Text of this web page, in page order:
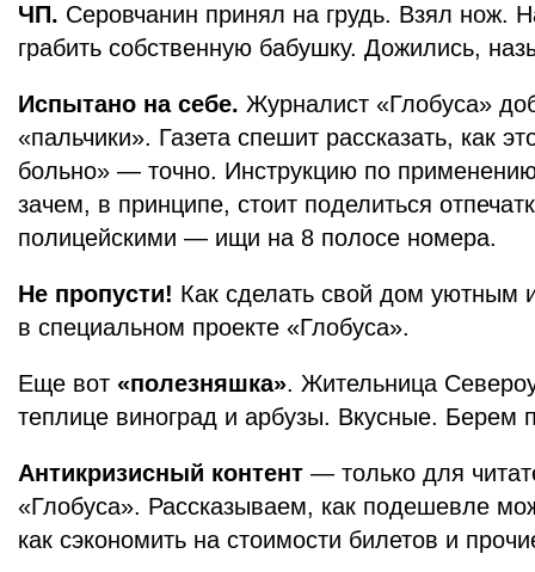
ЧП. Серовчанин принял на грудь. Взял нож.
грабить собственную бабушку. Дожились,
Испытано на себе. Журналист «Глобуса»
«пальчики». Газета спешит рассказать, как
больно» — точно. Инструкцию по
зачем, в принципе, стоит поделиться
полицейскими — ищи на 8 полосе номера.
Не пропусти! Как сделать свой дом уютным
в специальном проекте «Глобуса».
Еще вот «полезняшка». Жительница
теплице виноград и арбузы. Вкусные. Берем
Антикризисный контент — только для
«Глобуса». Рассказываем, как подешевле
как сэкономить на стоимости билетов и